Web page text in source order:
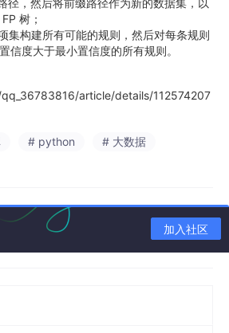
径，然后将前缀路径作为新的数据集，以
树；
集构建所有可能的规则，然后对每条规则
信度大于最小置信度的所有规则。
article/details/112574207
# python # 大数据
加入社区